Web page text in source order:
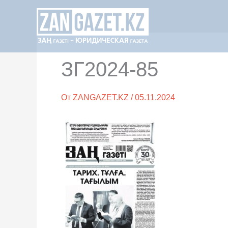
содержимому
ЗГ2024-85
От ZANGAZET.KZ /05.11.2024